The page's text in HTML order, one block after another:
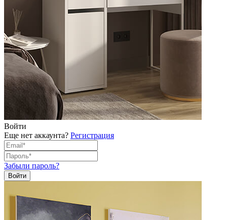
Войти
Еще нет аккаунта? Регистрация
Забыли пароль?